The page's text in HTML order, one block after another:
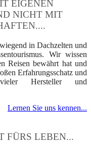
EIGENEN
NICHT MIT
in Dachzelten und
Wir wissen
Reisen bewährt hat und
Erfahrungsschatz und
Hersteller und
Lernen Sie uns kennen...
FÜRS LEBEN...